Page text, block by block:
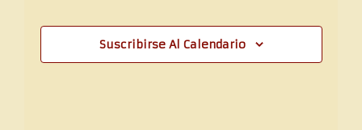
Suscribirse Al Calendario